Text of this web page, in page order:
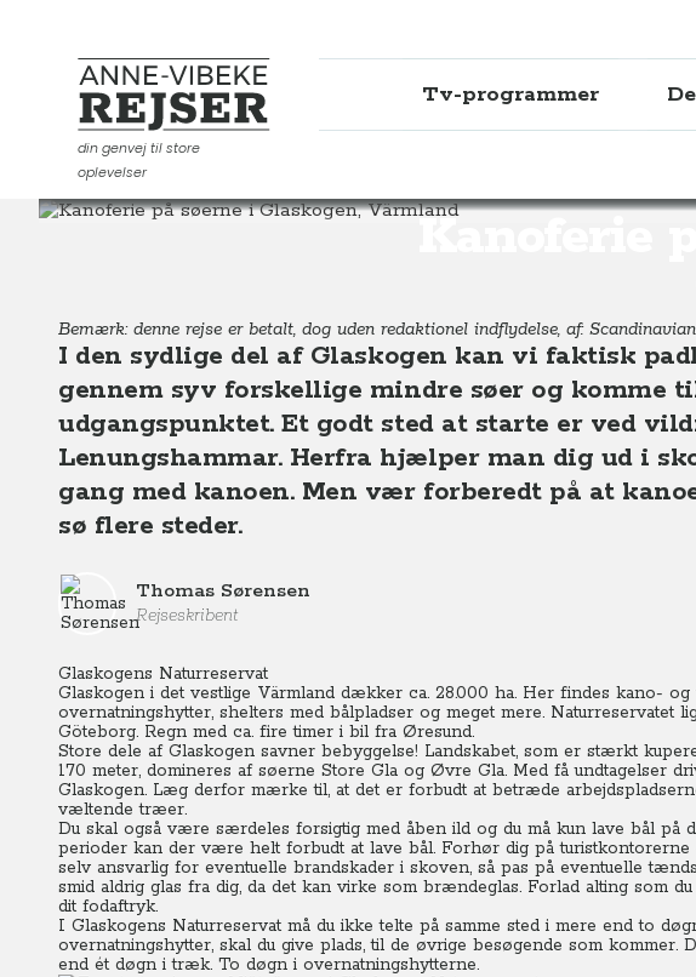
Anne-Vibeke Rejser
din genvej til store
oplevelser
Tv-programmer
Kanoferie
Destinationer
Bemærk: denne rejse er betalt, dog uden redaktionel indflydelse, af:
I den sydlige del af Glaskogen kan vi faktisk
gennem syv forskellige mindre søer og komme
udgangspunktet. Et godt sted at starte er ved
Lenungshammar. Herfra hjælper man dig ud i
gang med kanoen. Men vær forberedt på at
sø flere steder.
Thomas Sørensen
Rejseskribent
Glaskogens Naturreservat
Glaskogen i det vestlige Värmland dækker ca. 28.000 ha. Her findes kano-
overnatningshytter, shelters med bålpladser og meget mere. Naturreservatet
Göteborg. Regn med ca. fire timer i bil fra Øresund.
Store dele af Glaskogen savner bebyggelse! Landskabet, som er stærkt
170 meter, domineres af søerne Store Gla og Øvre Gla. Med få undtagelser
Glaskogen. Læg derfor mærke til, at det er forbudt at betræde
væltende træer.
Du skal også være særdeles forsigtig med åben ild og du må kun lave bål på
perioder kan der være helt forbudt at lave bål. Forhør dig på turistkontorerne
selv ansvarlig for eventuelle brandskader i skoven, så pas på eventuelle
smid aldrig glas fra dig, da det kan virke som brændeglas. Forlad alting som
dit fodaftryk.
I Glaskogens Naturreservat må du ikke telte på samme sted i mere end to
overnatningshytter, skal du give plads, til de øvrige besøgende som kommer.
end ét døgn i træk. To døgn i overnatningshytterne.